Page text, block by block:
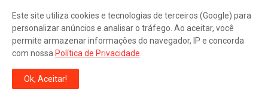
Este site utiliza cookies e tecnologias de terceiros (Google) para
personalizar anúncios e analisar o tráfego. Ao aceitar, você
permite armazenar informações do navegador, IP e concorda
com nossa Política de Privacidade
Ok, Aceitar!